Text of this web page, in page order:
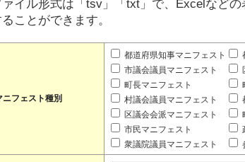
ァイル形式は「tsv」「txt」で、Excelなど
ことができます。
ニフェスト種別
都道府県知事マニフェスト
市議会議員マニフェスト
町長マニフェスト
村議会議員マニフェスト
区議会会派マニフェスト
市民マニフェスト
衆議院議員マニフェスト